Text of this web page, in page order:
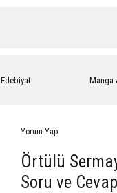
Edebiyat Manga
Yorum Yap
Örtülü
Soru ve